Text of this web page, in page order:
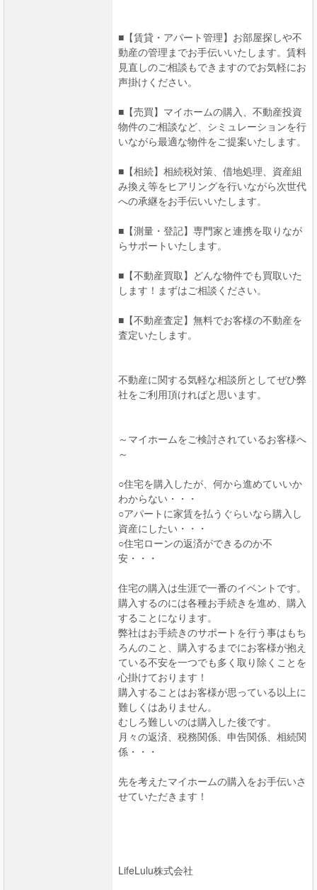
■【賃貸・アパート管理】お部屋探しや不
動産の管理までお手伝いいたします。賃料
見直しのご相談もできますのでお気軽にお
声掛けください。
■【売買】マイホームの購入、不動産投資
物件のご相談など、シミュレーションを行
いながら最適な物件をご提案いたします。
■【相続】相続税対策、借地処理、資産組
み換え等をヒアリングを行いながら次世代
への承継をお手伝いいたします。
■【測量・登記】専門家と連携を取りなが
らサポートいたします。
■【不動産買取】どんな物件でも買取いた
します！まずはご相談ください。
■【不動産査定】無料でお客様の不動産を
査定いたします。
不動産に関する気軽な相談所としてぜひ弊
社をご利用頂ければと思います。
～マイホームをご検討されているお客様へ
～
○住宅を購入したが、何から進めていいか
わからない・・・
○アパートに家賃を払うぐらいなら購入し
資産にしたい・・・
○住宅ローンの返済ができるのか不
安・・・
住宅の購入は生涯で一番のイベントです。
購入するのには各種お手続きを進め、購入
することになります。
弊社はお手続きのサポートを行う事はもち
ろんのこと、購入するまでにお客様が抱え
ている不安を一つでも多く取り除くことを
心掛けております！
購入することはお客様が思っている以上に
難しくはありません。
むしろ難しいのは購入した後です。
月々の返済、税務関係、申告関係、相続関
係・・・
先を考えたマイホームの購入をお手伝いさ
せていただきます！
LifeLulu株式会社